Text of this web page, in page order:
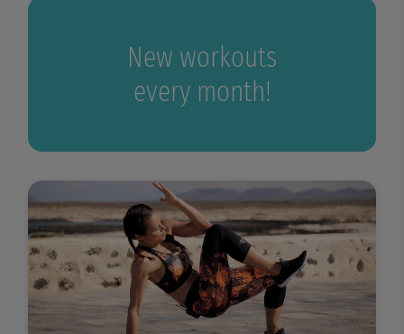
New workouts
every month!